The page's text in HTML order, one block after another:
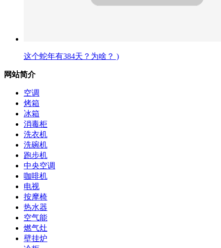
这个蛇年有384天？为啥？ )
网站简介
空调
烤箱
冰箱
消毒柜
洗衣机
洗碗机
跑步机
中央空调
咖啡机
电视
按摩椅
热水器
空气能
燃气灶
壁挂炉